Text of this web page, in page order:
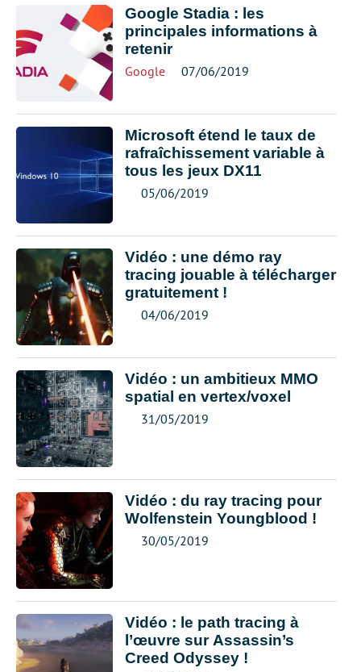
Google Stadia : les
principales informations à
retenir
Google 07/06/2019
Microsoft étend le taux de
rafraîchissement variable à
tous les jeux DX11
05/06/2019
Vidéo : une démo ray
tracing jouable à télécharger
gratuitement !
04/06/2019
Vidéo : un ambitieux MMO
spatial en vertex/voxel
31/05/2019
Vidéo : du ray tracing pour
Wolfenstein Youngblood !
30/05/2019
Vidéo : le path tracing à
l’œuvre sur Assassin’s
Creed Odyssey !